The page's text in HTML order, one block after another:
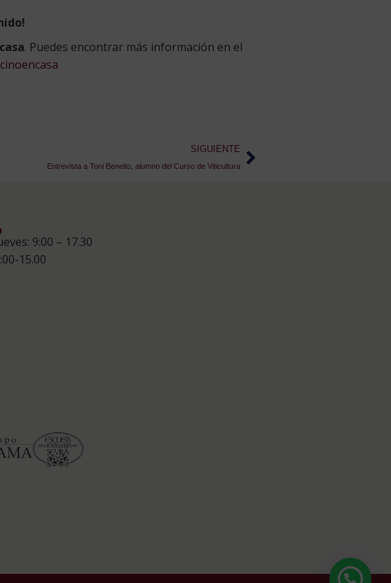
. Puedes encontrar más información en el
SIGUIENTE
Entrevista a Toni Beneito, alumno del Curso de Viticultura
9:00 – 17.30
15.00